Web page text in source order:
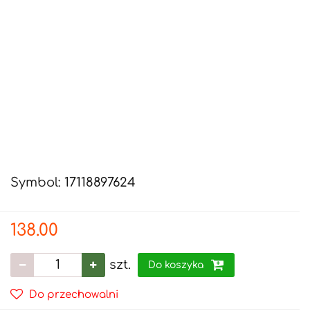
Symbol: 17118897624
138.00
szt. Do koszyka
Do przechowalni